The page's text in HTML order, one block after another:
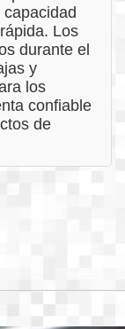
Los
durante el
y
los
confiable
de